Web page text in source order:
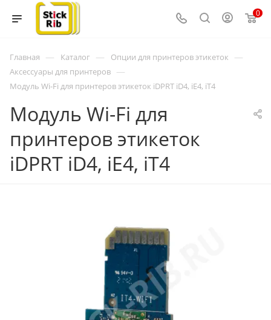
0
Главная — Каталог — Опции для принтеров этикеток —
Аксессуары для принтеров —
Модуль Wi-Fi для принтеров этикеток iDPRT iD4, iE4, iT4
Модуль Wi-Fi для
принтеров этикеток
iDPRT iD4, iE4, iT4